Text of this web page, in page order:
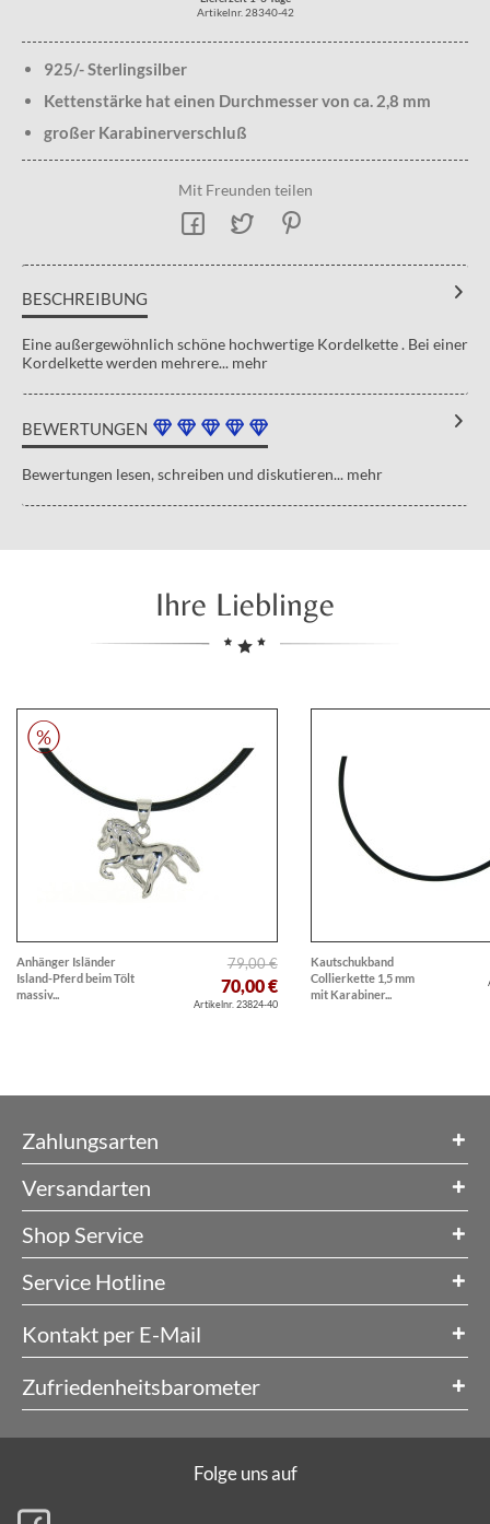
Artikelnr. 28340-42
925/- Sterlingsilber
Kettenstärke hat einen Durchmesser von ca. 2,8 mm
großer Karabinerverschluß
Mit Freunden teilen
BESCHREIBUNG
Eine außergewöhnlich schöne hochwertige Kordelkette . Bei einer
Kordelkette werden mehrere... mehr
BEWERTUNGEN
Bewertungen lesen, schreiben und diskutieren... mehr
Ihre Lieblinge
Anhänger Isländer
Island-Pferd beim Tölt
massiv...
79,00 €
70,00 €
Artikelnr. 23824-40
Kautschukband
Collierkette 1,5 mm
mit Karabiner...
Zahlungsarten
Versandarten
Shop Service
Service Hotline
Kontakt per E-Mail
Zufriedenheitsbarometer
Folge uns auf